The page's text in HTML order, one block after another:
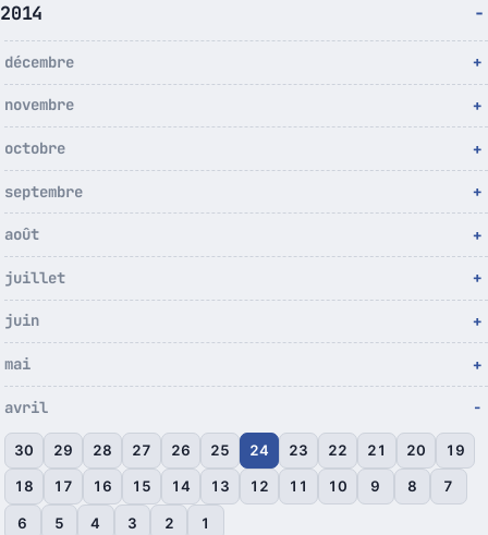
2014
décembre
novembre
octobre
septembre
août
juillet
juin
mai
avril
30 29 28 27 26 25 24 23 22 21 20 19
18 17 16 15 14 13 12 11 10 9 8 7
6 5 4 3 2 1